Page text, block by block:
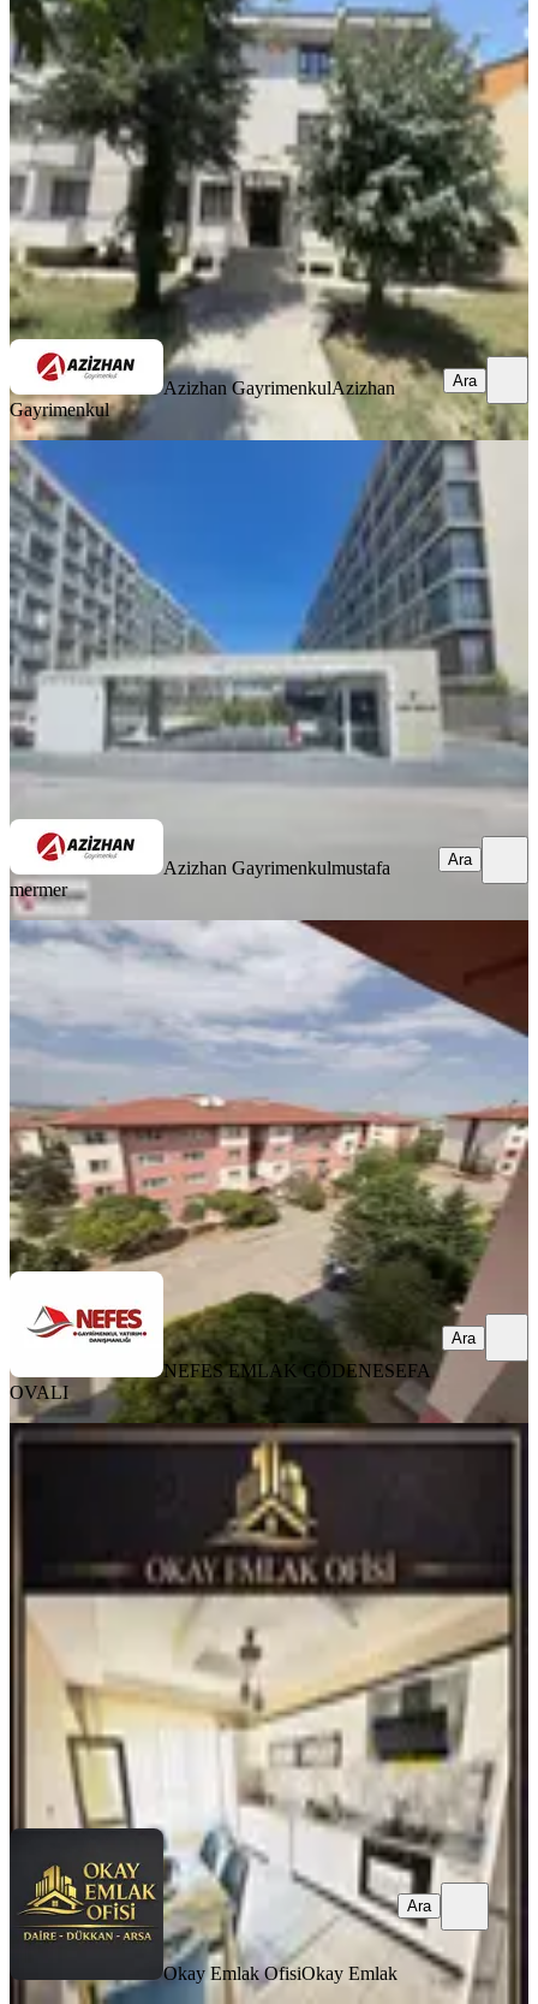
Yanı 3+1 Kiralık Daire
Konya, Selçuklu
140 m²· 2. Kat·09.08.2026
26.000 ₺
Azizhan GayrimenkulAzizhan Gayrimenkul
Ara
Azizhan GayrimenkulAzizhan
Gayrimenkul
Ara
YENİ
Azizhan'dan Meram Point Sitesinde
3+1
· 09.08.2026
46.000 ₺
Azizhan Gayrimenkulmustafa mermer
Azizhan Gayrimenkulmustafa
mermer
Ara
YENİ
Meram Gödene De Kiralık 1+1 Daire
1+1 ·45 m²·4. Kat ·09.08.2026
NEFES EMLAK GÖDENESEFA OVALI
Ara
NEFES EMLAK GÖDENESEFA
OVALI
Ara
YENİ
Site İçi Yerden Isıtmalı Ultra Lüx
Eşyalı Şehir Hastanesi Yakını 3+1
Konya, Karatay
3+1·145 m²·3. Kat·09.08.2026
34.250 ₺
Okay Emlak Ofisi
Okay Emlak OfisiOkay Emlak
Ara